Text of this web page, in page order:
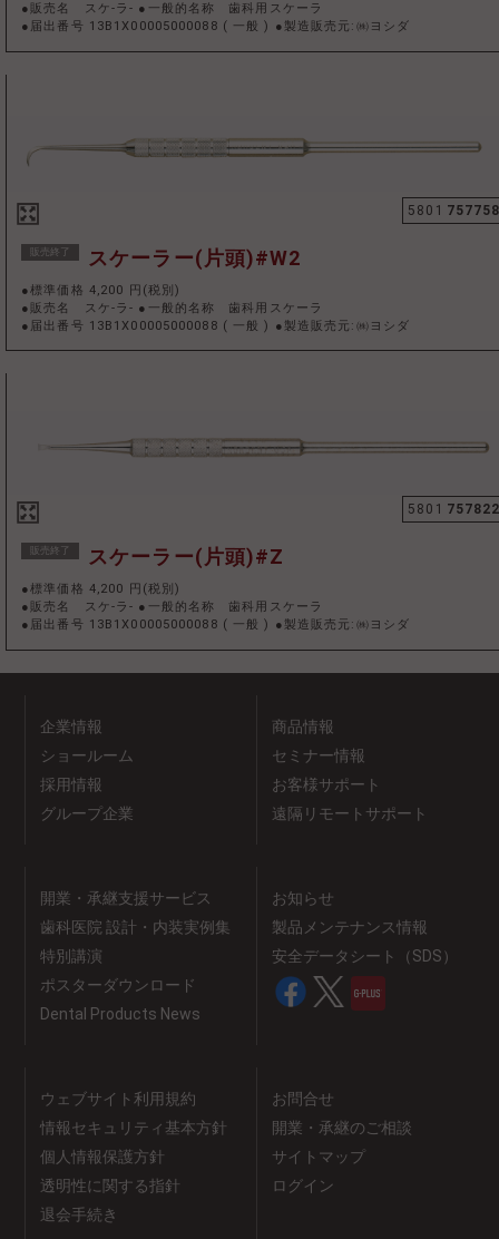
●販売名 スケ-ラ- ●一般的名称 歯科用スケーラ
●届出番号 13B1X00005000088 ( 一般 ) ●製造販売元:㈱ヨシダ
5801
販売終了 スケーラー(片頭)#W2
●標準価格 4,200 円(税別)
●販売名 スケ-ラ- ●一般的名称 歯科用スケーラ
●届出番号 13B1X00005000088 ( 一般) ●製造販売元:㈱ヨシダ
5801
販売終了 スケーラー(片頭)#Z
●標準価格 4,200 円(税別)
●販売名 スケ-ラ- ●一般的名称 歯科用スケーラ
●届出番号 13B1X00005000088 ( 一般 ) ●製造販売元:㈱ヨシダ
企業情報
ショールーム
採用情報
グループ企業
商品情報
セミナー情報
お客様サポート
遠隔リモートサポート
開業・承継支援サービス
歯科医院 設計・内装実例集
特別講演
ポスターダウンロード
Dental Products News
お知らせ
製品メンテナンス情報
安全データシート（SDS）
ウェブサイト利用規約
情報セキュリティ基本方針
個人情報保護方針
透明性に関する指針
退会手続き
お問合せ
開業・承継のご相談
サイトマップ
ログイン